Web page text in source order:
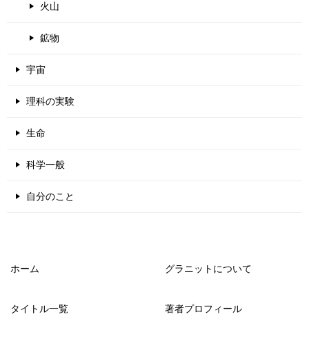
火山
鉱物
宇宙
理科の実験
生命
科学一般
自分のこと
ホーム グラニットについて
タイトル一覧 著者プロフィール